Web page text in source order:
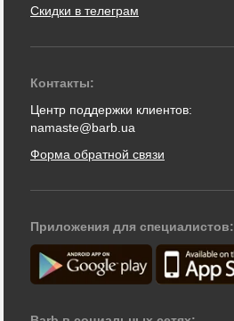
Скидки в телеграм
Контакты:
Центр поддержки клиентов:
namaste@barb.ua
Форма обратной связи
Приложения для специалистов: